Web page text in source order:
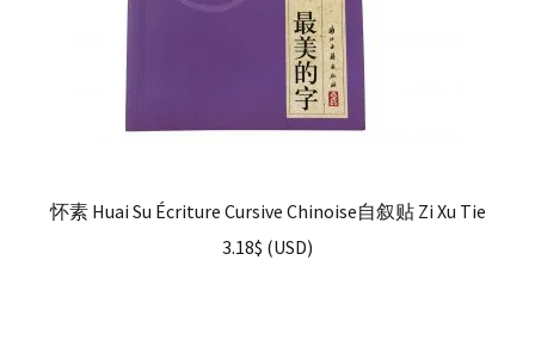
怀素 Huai Su Écriture Cursive Chinoise自叙贴 Zi Xu Tie
3.18$ (USD)